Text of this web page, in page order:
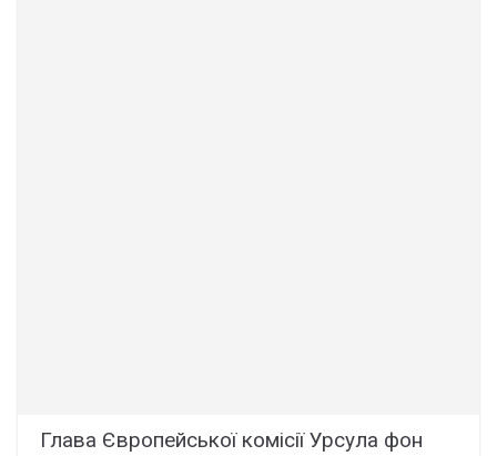
Глава Європейської комісії Урсула фон